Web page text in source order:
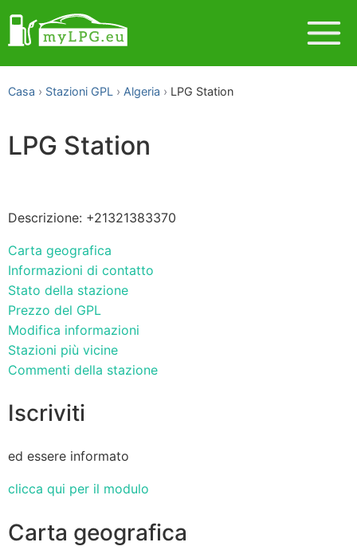
Casa Stazioni GPL Algeria LPG Station
LPG Station
Descrizione: +21321383370
Carta geografica
Informazioni di contatto
Stato della stazione
Prezzo del GPL
Modifica informazioni
Stazioni più vicine
Commenti della stazione
Iscriviti
ed essere informato
clicca qui per il modulo
Carta geografica